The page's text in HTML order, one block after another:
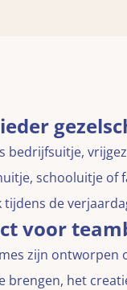
bedrijfsuitje,
schooluitje of
tijdens de
voor
zijn ontworpen
brengen, het